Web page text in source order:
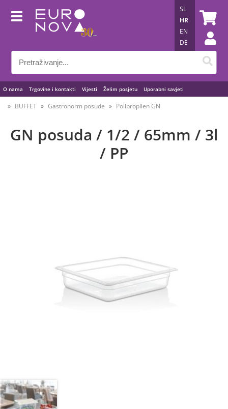
O nama Trgovine i kontakti Vijesti Želim posjetu Uporabni savjeti
SL
HR
EN
DE
BUFFET Gastronorm posude Polipropilen GN
GN posuda / 1/2 / 65mm / 3l
/ PP